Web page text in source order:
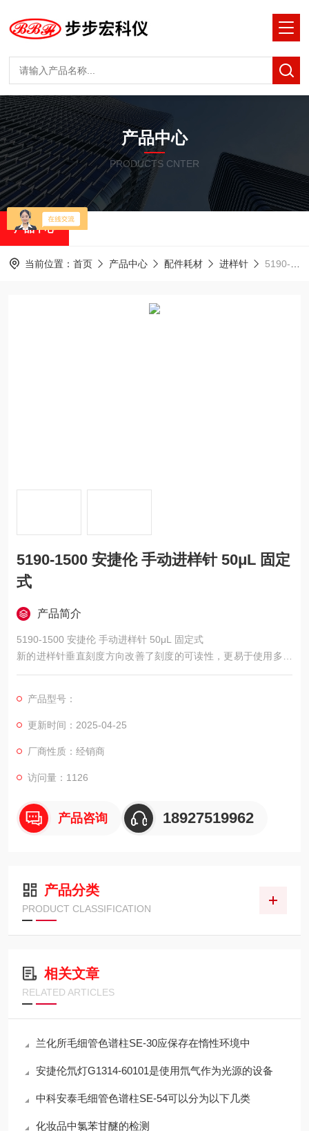
产品中心
PRODUCTS CNTER
产品中心
当前位置： 首页 产品中心 配件耗材 进样针 5190-1500 安捷伦 手动进样针 50μL 固定式
5190-1500 安捷伦 手动进样针 50μL 固定
式
产品简介
5190-1500 安捷伦 手动进样针 50μL 固定式
新的进样针垂直刻度方向改善了刻度的可读性，更易于使用多种
容量规格的进样针使得安捷伦的“一站式"产品资源满足您的所有
精度为 1% 以内环保的卡纸板和塑料包装可被回收利用，有助于
减少填埋废弃物的产生合格证书以确保zui高质量结构
产品型号：
更新时间：2025-04-25
厂商性质：经销商
访问量：1126
产品咨询 18927519962
产品分类
PRODUCT CLASSIFICATION
相关文章
RELATED ARTICLES
兰化所毛细管色谱柱SE-30应保存在惰性环境中
安捷伦氘灯G1314-60101是使用氘气作为光源的设备
中科安泰毛细管色谱柱SE-54可以分为以下几类
化妆品中氯苯甘醚的检测